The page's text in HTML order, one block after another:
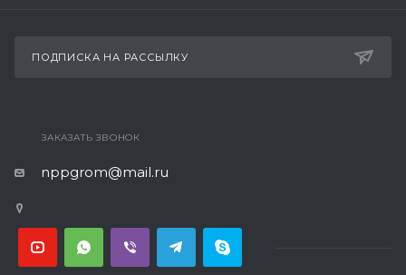
ПОДПИСКА НА РАССЫЛКУ
ЗАКАЗАТЬ ЗВОНОК
nppgrom@mail.ru